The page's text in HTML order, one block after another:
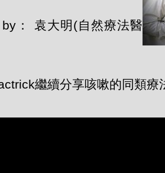
： 袁大明(自然療法醫
繼續分享咳嗽的同類療